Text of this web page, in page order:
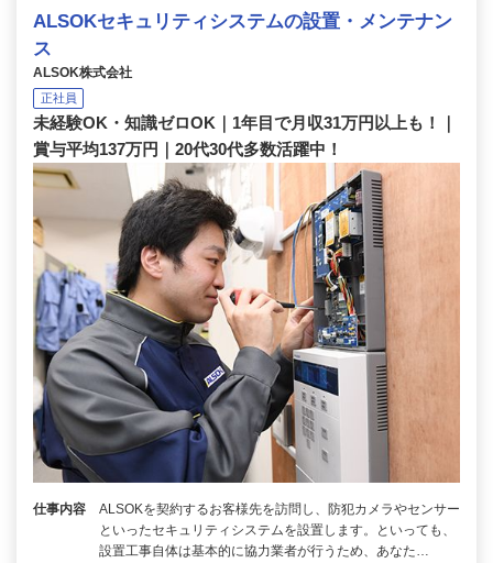
ALSOKセキュリティシステムの設置・メンテナン
ス
ALSOK株式会社
正社員
未経験OK・知識ゼロOK｜1年目で月収31万円以上も！｜
賞与平均137万円｜20代30代多数活躍中！
仕事内容
ALSOKを契約するお客様先を訪問し、防犯カメラやセンサー
といったセキュリティシステムを設置します。といっても、
設置工事自体は基本的に協力業者が行うため、あなた…